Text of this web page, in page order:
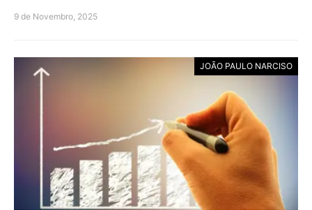
9 de Novembro, 2025
JOÃO PAULO NARCISO